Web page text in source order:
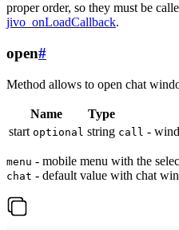
proper order, so they must be
jivo_onLoadCallback.
open#
Method allows to open chat
Name Type
start optional string call -
menu - mobile menu with the
chat - default value with chat